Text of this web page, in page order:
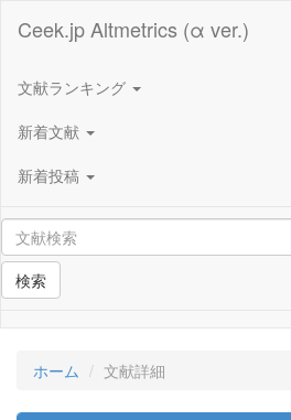
Ceek.jp Altmetrics (α ver.)
文献ランキング
新着文献
新着投稿
検索
ホーム 文献詳細